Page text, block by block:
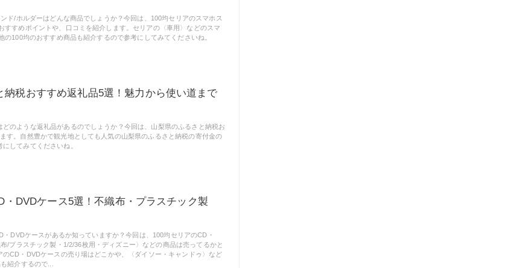
ド/ホルダーはどんな商品でしょうか？今回は、100均セリアのスマホス
すすめポイントや、口コミを紹介します。セリアの〈車用〉などのスマ
の100均のおすすめ商品も紹介するので参考にしてみてくださいね。
納税おすすめ返礼品5選！魅力から使い道まで
どのような返礼品があるのでしょうか？今回は、山梨県のふるさと納税お
す。自然豊かで観光地としても人気の山梨県のふるさと納税の寄付金の
してみてくださいね。
・DVDケース5選！不織布・プラスチック製
・DVDケースがあるか知っていますか？今回は、100均セリアのCD・
/プラスチック製・1/2/36枚用・ディズニー〉などの商品は売ってるかと
のCD・DVDケースの売り場はどこかや、〈ダイソー・キャンドゥ〉など
紹介するので...